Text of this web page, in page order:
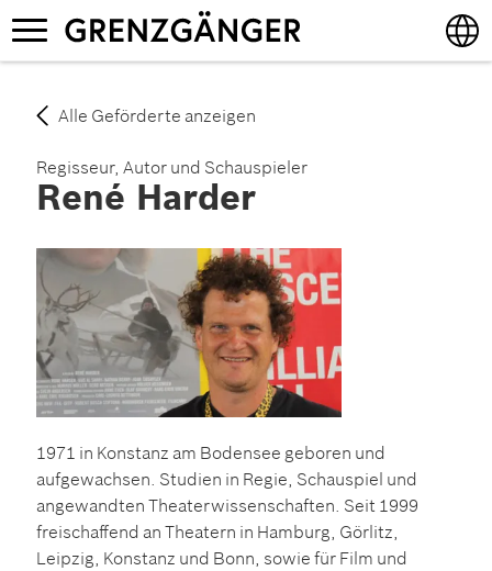
Direkt
zum
Inhalt
Navigation
aktivieren/deaktivieren
Alle Geförderte anzeigen
Regisseur, Autor und Schauspieler
René Harder
1971 in Konstanz am Bodensee geboren und
aufgewachsen. Studien in Regie, Schauspiel und
angewandten Theaterwissenschaften. Seit 1999
freischaffend an Theatern in Hamburg, Görlitz,
Leipzig, Konstanz und Bonn, sowie für Film und